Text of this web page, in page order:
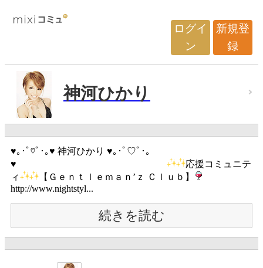
ログイ
ン
新規登
録
神河ひかり
♥｡･ﾟ♡ﾟ･｡♥ 神河ひかり ♥｡･ﾟ♡ﾟ･｡
♥
応援コミュニテ
ィ
【Ｇｅｎｔｌｅｍａｎ’ｚ Ｃｌｕｂ】
http://www.nightstyl...
続きを読む